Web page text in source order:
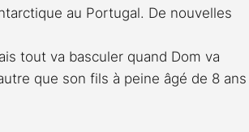
au Portugal. De nouvelles
tout va basculer quand Dom va
que son fils à peine âgé de 8 ans